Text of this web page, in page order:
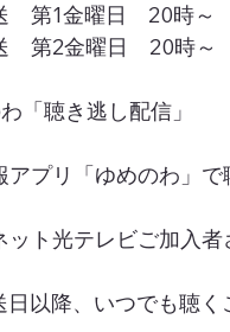
　第1金曜日　20時～
　第2金曜日　20時～
「聴き逃し配信」
アプリ「ゆめのわ」で
ット光テレビご加入
以降、いつでも聴く